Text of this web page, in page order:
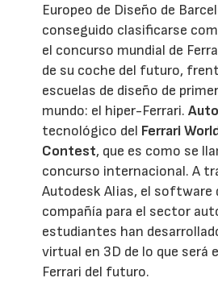
Europeo de Diseño de
conseguido clasificarse
el concurso mundial de
de su coche del futuro,
escuelas de diseño de
mundo: el hiper-Ferrari.
tecnológico del Ferrari
Contest, que es como se
concurso internacional. A
Autodesk Alias, el software
compañía para el sector
estudiantes han
virtual en 3D de lo que será
Ferrari del futuro.